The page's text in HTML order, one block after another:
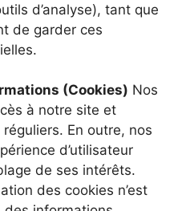
d’analyse), tant que
de garder ces
(Cookies) Nos
à notre site et
En outre, nos
d’utilisateur
de ses intérêts.
des cookies n’est